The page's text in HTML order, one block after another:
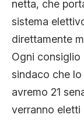
netta, che
sistema
direttamente
Ogni consiglio
sindaco che
avremo 21
verranno eletti